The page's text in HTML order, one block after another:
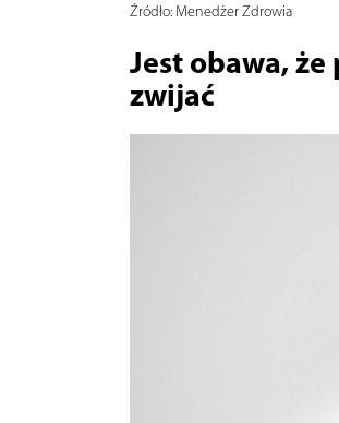
Źródło:Menedżer Zdrowia
Jest obawa,
zwijać